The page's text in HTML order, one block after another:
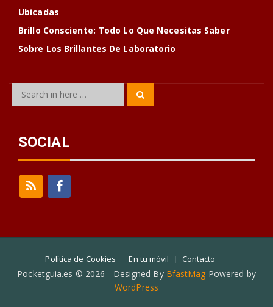
Ubicadas
Brillo Consciente: Todo Lo Que Necesitas Saber
Sobre Los Brillantes De Laboratorio
Search
SOCIAL
Política de Cookies En tu móvil Contacto
Pocketguia.es © 2026 - Designed By BfastMag Powered by
WordPress